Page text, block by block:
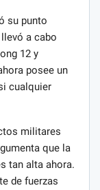
su punto
a cabo
12 y
posee un
cualquier
militares
que la
tan alta ahora.
de fuerzas